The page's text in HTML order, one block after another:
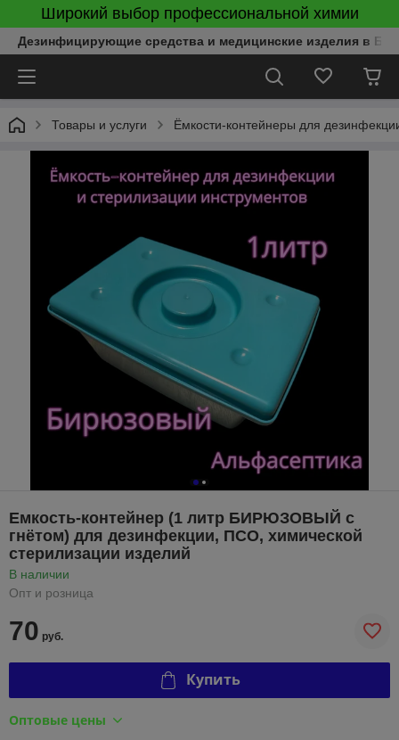
Широкий выбор профессиональной химии
Дезинфицирующие средства и медицинские изделия в
Товары и услуги Ёмкости-контейнеры для
Емкость-контейнер (1 литр БИРЮЗОВЫЙ с
гнётом) для дезинфекции, ПСО, химической
стерилизации изделий
В наличии
Опт и розница
70 руб.
Купить
Оптовые цены